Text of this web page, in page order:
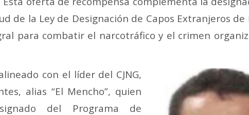
de la Ley de Designación de Capos Extranjeros
para combatir el narcotráfico y el crimen
con el líder del CJNG,
alias “El Mencho”, quien
del Programa de